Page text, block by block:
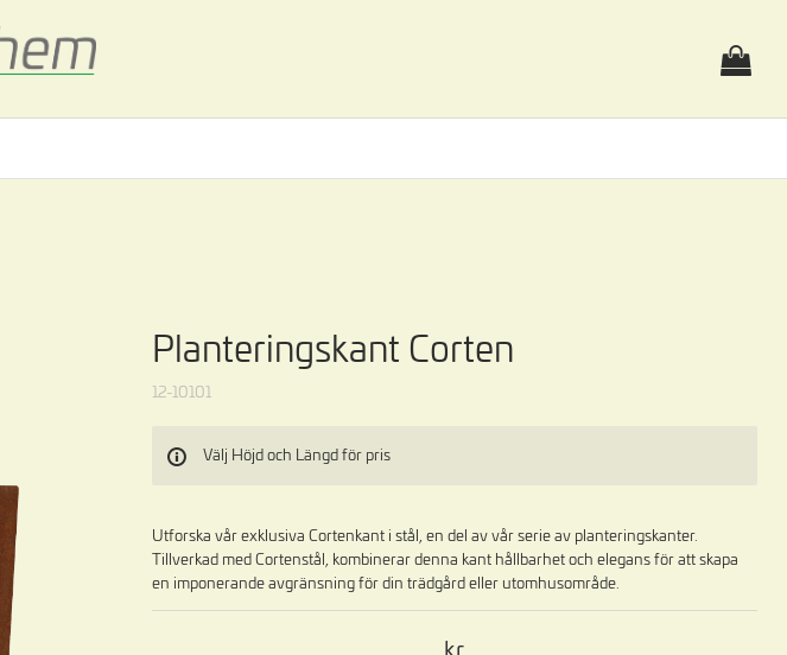
Planteringskant Corten
12-10101
Välj Höjd och Längd för pris
Utforska vår exklusiva Cortenkant i stål, en del av vår serie av planteringskanter.
Tillverkad med Cortenstål, kombinerar denna kant hållbarhet och elegans för att skapa
en imponerande avgränsning för din trädgård eller utomhusområde.